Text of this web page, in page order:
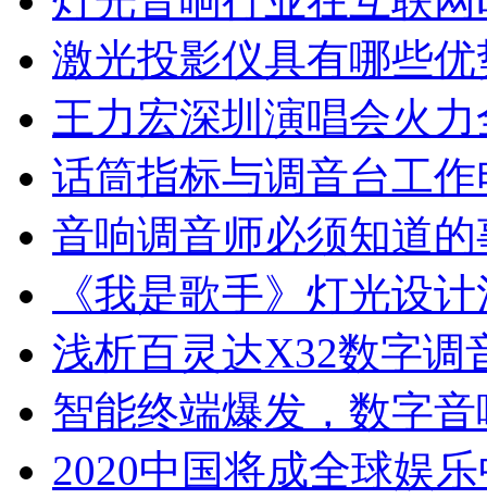
激光投影仪具有哪些优
王力宏深圳演唱会火
话筒指标与调音台工
音响调音师必须知道的
《我是歌手》灯光设
浅析百灵达X32数字调
智能终端爆发，数字
2020中国将成全球娱